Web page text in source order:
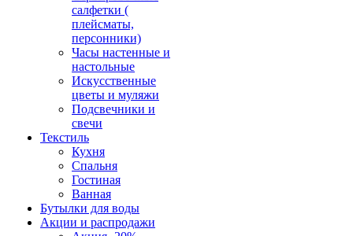
салфетки (
плейсматы,
персонники)
Часы настенные и
настольные
Искусственные
цветы и муляжи
Подсвечники и
свечи
Текстиль
Кухня
Спальня
Гостиная
Ванная
Бутылки для воды
Акции и распродажи